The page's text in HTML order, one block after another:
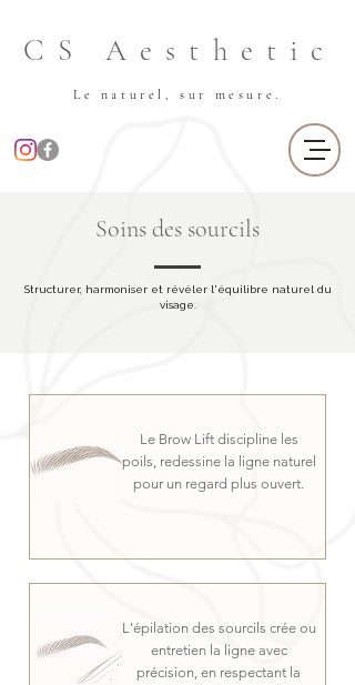
CS Aesthetic
Le naturel, sur mesure.
Soins des sourcils
Structurer, harmoniser et révéler l'équilibre naturel du
visage.
Le Brow Lift discipline les
poils, redessine la ligne naturel
pour un regard plus ouvert.
L'épilation des sourcils crée ou
entretien la ligne avec
précision, en respectant la